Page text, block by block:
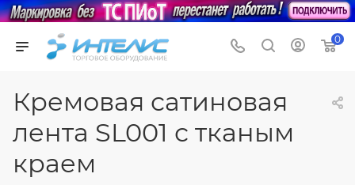
0
Кремовая сатиновая
лента SL001 с тканым
краем